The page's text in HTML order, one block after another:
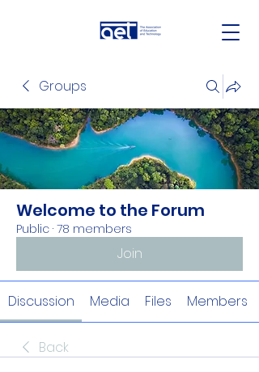
Groups
Welcome to the Forum
Public · 78 members
Join
Discussion Media Files Members
Back